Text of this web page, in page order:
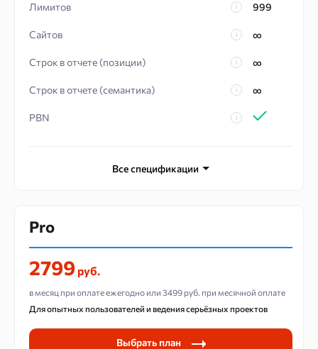
Лимитов 999
Сайтов
Строк в отчете (позиции)
Строк в отчете (семантика)
PBN
Дополнительных пользователей
Все спецификации
Pro
2799 руб.
в месяц при оплате ежегодно или 3499 руб. при месячной оплате
Для опытных пользователей и ведения серьёзных проектов
Выбрать план